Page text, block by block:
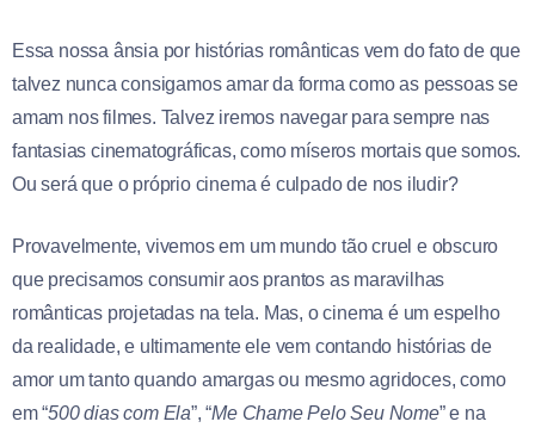
Essa nossa ânsia por histórias românticas vem do fato de que
talvez nunca consigamos amar da forma como as pessoas se
amam nos filmes. Talvez iremos navegar para sempre nas
fantasias cinematográficas, como míseros mortais que somos.
Ou será que o próprio cinema é culpado de nos iludir?
Provavelmente, vivemos em um mundo tão cruel e obscuro
que precisamos consumir aos prantos as maravilhas
românticas projetadas na tela. Mas, o cinema é um espelho
da realidade, e ultimamente ele vem contando histórias de
amor um tanto quando amargas ou mesmo agridoces, como
em “500 dias com Ela”, “Me Chame Pelo Seu Nome” e na